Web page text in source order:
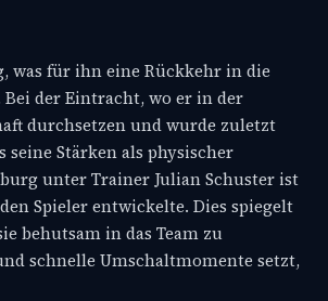
was für ihn eine Rückkehr in die
Bei der Eintracht, wo er in der
durchsetzen und wurde zuletzt
Stärken als physischer
unter Trainer Julian Schuster ist
Spieler entwickelte. Dies spiegelt
behutsam in das Team zu
schnelle Umschaltmomente setzt,